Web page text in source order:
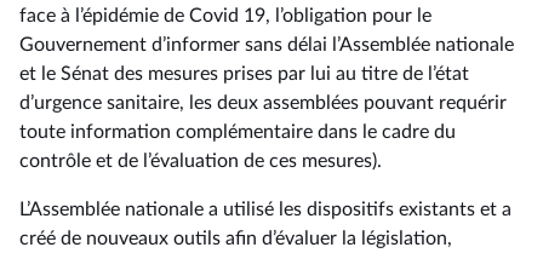
face à l’épidémie de Covid 19, l’obligation pour le
Gouvernement d’informer sans délai l’Assemblée nationale
et le Sénat des mesures prises par lui au titre de l’état
d’urgence sanitaire, les deux assemblées pouvant requérir
toute information complémentaire dans le cadre du
contrôle et de l’évaluation de ces mesures).
L’Assemblée nationale a utilisé les dispositifs existants et a
créé de nouveaux outils afin d’évaluer la législation,